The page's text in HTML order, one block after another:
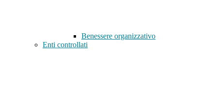
Benessere organizzativo
Enti controllati